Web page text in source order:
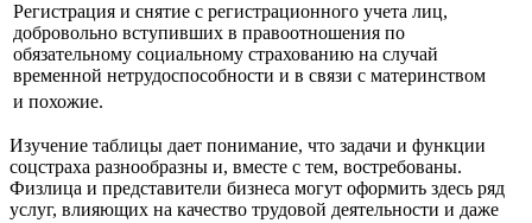
Регистрация и снятие с регистрационного учета лиц,
добровольно вступивших в правоотношения по
обязательному социальному страхованию на случай
временной нетрудоспособности и в связи с материнством
и похожие.
Изучение таблицы дает понимание, что задачи и функции
соцстраха разнообразны и, вместе с тем, востребованы.
Физлица и представители бизнеса могут оформить здесь ряд
услуг, влияющих на качество трудовой деятельности и даже